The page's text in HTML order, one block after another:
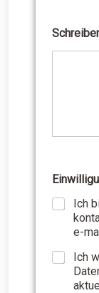
Ich
e-
Ich